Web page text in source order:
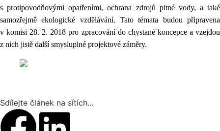
s protipovodňovými opatřeními, ochrana zdrojů pitné vody, a také
samozřejmě ekologické vzdělávání. Tato témata budou připravena
v komisi 28. 2. 2018 pro zpracování do chystané koncepce a vzejdou
z nich jistě další smysluplné projektové záměry.
Sdílejte článek na sítích...